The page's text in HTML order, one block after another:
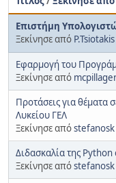
Επιστήμη
Ξεκίνησε από P.Tsiotakis
Εφαρμογή του
Ξεκίνησε από
Προτάσεις για θέματα
Λυκείου ΓΕΛ
Ξεκίνησε απόstefanosk
Διδασκαλία της
Ξεκίνησε απόstefanosk